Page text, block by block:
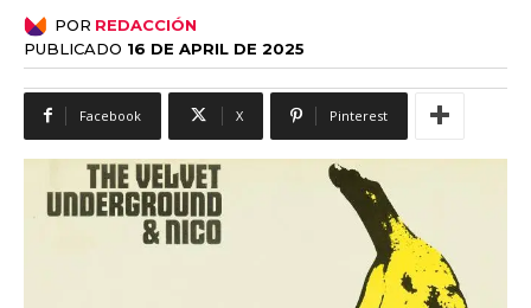
POR REDACCIÓN
PUBLICADO 16 DE APRIL DE 2025
Facebook X Pinterest